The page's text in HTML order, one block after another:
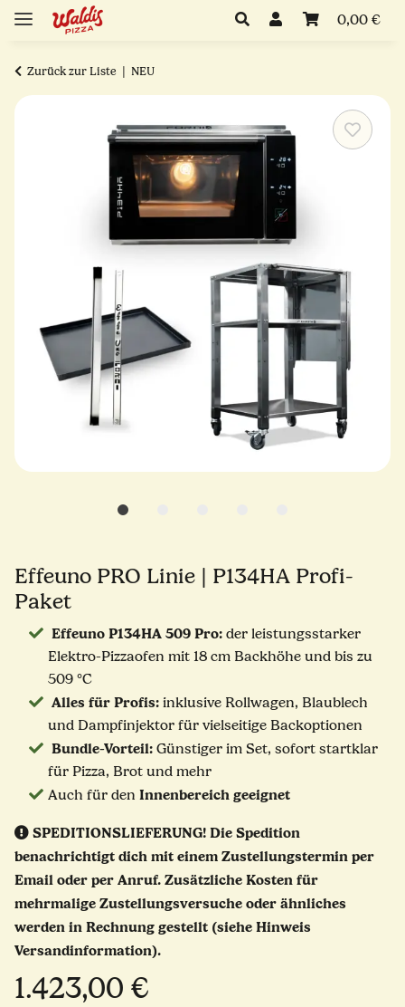
0,00 €
Zurück zur Liste NEU
Effeuno PRO Linie | P134HA Profi-
Paket
Effeuno P134HA 509 Pro: der leistungsstarker
Elektro-Pizzaofen mit 18 cm Backhöhe und bis zu
509 °C
Alles für Profis:inklusive Rollwagen, Blaublech
und Dampfinjektor für vielseitige Backoptionen
Bundle-Vorteil: Günstiger im Set, sofort startklar
für Pizza, Brot und mehr
Auch für den Innenbereich geeignet
SPEDITIONSLIEFERUNG! Die Spedition
benachrichtigt dich mit einem Zustellungstermin per
Email oder per Anruf. Zusätzliche Kosten für
mehrmalige Zustellungsversuche oder ähnliches
werden in Rechnung gestellt (siehe Hinweis
Versandinformation).
1.423,00 €